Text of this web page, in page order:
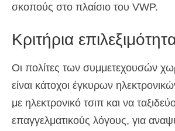
σκοπούς στο πλαίσιο του VWP.
Κριτήρια
Οι πολίτες των συμμετεχουσών
είναι κάτοχοι έγκυρων
με ηλεκτρονικό τσιπ και να
επαγγελματικούς λόγους, για